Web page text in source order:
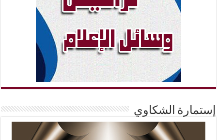
إستمارة الشكاوي